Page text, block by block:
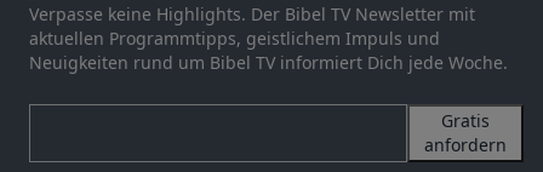
Verpasse keine Highlights. Der Bibel TV Newsletter mit
aktuellen Programmtipps, geistlichem Impuls und
Neuigkeiten rund um Bibel TV informiert Dich jede Woche.
Gratis
anfordern